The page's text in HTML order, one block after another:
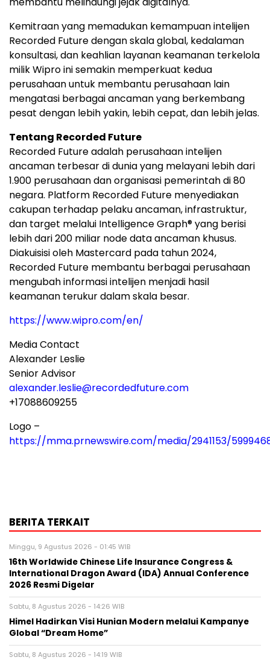
Kemitraan yang memadukan kemampuan intelijen
Recorded Future dengan skala global, kedalaman
konsultasi, dan keahlian layanan keamanan terkelola
milik Wipro ini semakin memperkuat kedua
perusahaan untuk membantu perusahaan lain
mengatasi berbagai ancaman yang berkembang
pesat dengan lebih yakin, lebih cepat, dan lebih jelas.
Tentang Recorded Future
Recorded Future adalah perusahaan intelijen
ancaman terbesar di dunia yang melayani lebih dari
1.900 perusahaan dan organisasi pemerintah di 80
negara. Platform Recorded Future menyediakan
cakupan terhadap pelaku ancaman, infrastruktur,
dan target melalui Intelligence Graph® yang berisi
lebih dari 200 miliar node data ancaman khusus.
Diakuisisi oleh Mastercard pada tahun 2024,
Recorded Future membantu berbagai perusahaan
mengubah informasi intelijen menjadi hasil
keamanan terukur dalam skala besar.
https://www.wipro.com/en/
Media Contact
Alexander Leslie
Senior Advisor
alexander.leslie@recordedfuture.com
+17088609255
Logo –
https://mma.prnewswire.com/media/2941153/
BERITA TERKAIT
Minggu, 9 Agustus 2026 - 01:45 WIB
16th Worldwide Chinese Life Insurance Congress &
International Dragon Award (IDA) Annual Conference
2026 Resmi Digelar
Sabtu, 8 Agustus 2026 - 14:26 WIB
Himel Hadirkan Visi Hunian Modern melalui Kampanye
Global “Dream Home”
Sabtu, 8 Agustus 2026 - 14:19 WIB